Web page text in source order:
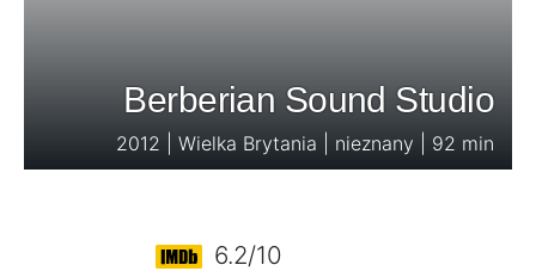
Berberian Sound Studio
2012 | Wielka Brytania | nieznany | 92 min
6.2/10